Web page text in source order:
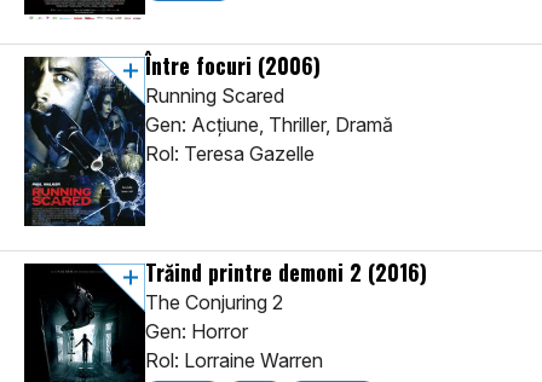
Între focuri (2006)
Running Scared
Gen: Acţiune, Thriller, Dramă
Rol: Teresa Gazelle
Trăind printre demoni 2 (2016)
The Conjuring 2
Gen: Horror
Rol: Lorraine Warren